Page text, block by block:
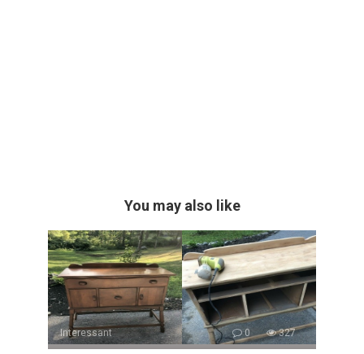
You may also like
Interessant 0 327